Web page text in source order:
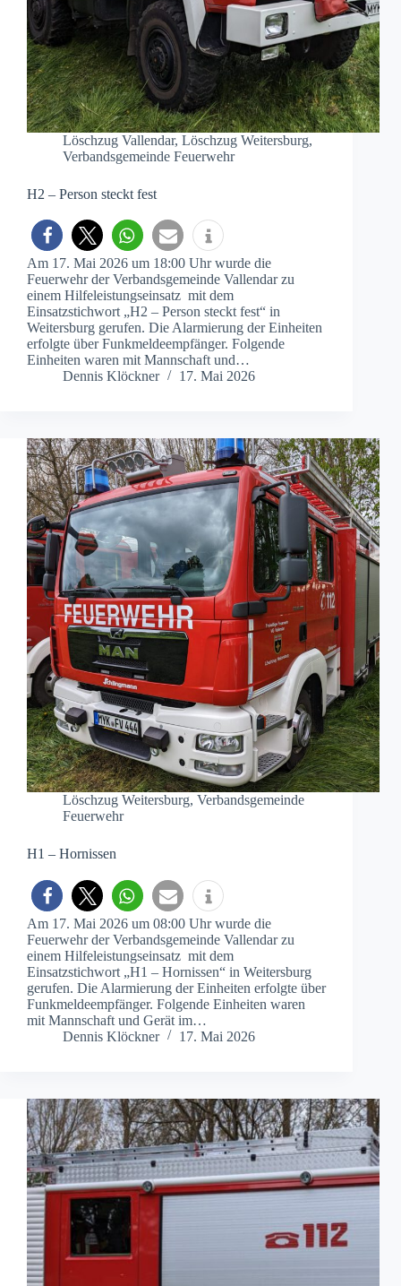
Löschzug Vallendar, Löschzug Weitersburg,
Verbandsgemeinde Feuerwehr
H2 – Person steckt fest
Am 17. Mai 2026 um 18:00 Uhr wurde die
Feuerwehr der Verbandsgemeinde Vallendar zu
einem Hilfeleistungseinsatz mit dem
Einsatzstichwort „H2 – Person steckt fest“ in
Weitersburg gerufen. Die Alarmierung der Einheiten
erfolgte über Funkmeldeempfänger. Folgende
Einheiten waren mit Mannschaft und…
Dennis Klöckner
17. Mai 2026
Löschzug Weitersburg, Verbandsgemeinde
Feuerwehr
H1 – Hornissen
Am 17. Mai 2026 um 08:00 Uhr wurde die
Feuerwehr der Verbandsgemeinde Vallendar zu
einem Hilfeleistungseinsatz mit dem
Einsatzstichwort „H1 – Hornissen“ in Weitersburg
gerufen. Die Alarmierung der Einheiten erfolgte über
Funkmeldeempfänger. Folgende Einheiten waren
mit Mannschaft und Gerät im…
Dennis Klöckner
17. Mai 2026